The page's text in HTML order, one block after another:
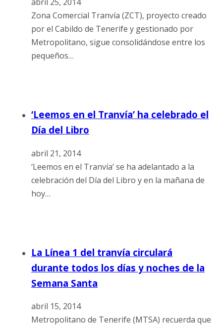
Zona Comercial Tranvía (ZCT), proyecto creado
por el Cabildo de Tenerife y gestionado por
Metropolitano, sigue consolidándose entre los
pequeños…
‘Leemos en el Tranvía’ ha celebrado el
Día del Libro
abril 21, 2014
‘Leemos en el Tranvía’ se ha adelantado a la
celebración del Día del Libro y en la mañana de
hoy…
La Línea 1 del tranvía circulará
durante todos los días y noches de la
Semana Santa
abril 15, 2014
Metropolitano de Tenerife (MTSA) recuerda que